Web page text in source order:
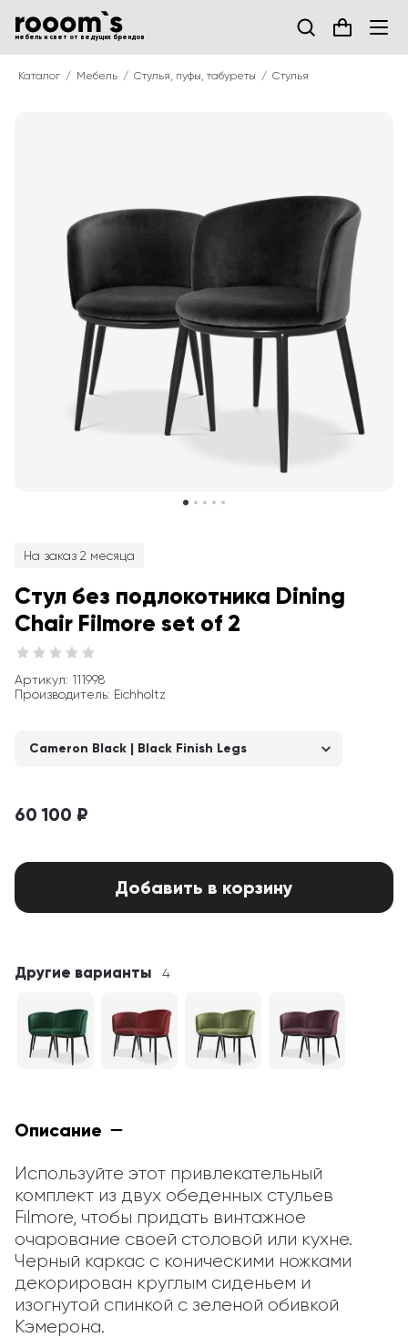
мебель и свет от ведущих брендов
Каталог Мебель Стулья, пуфы, табуреты Стулья
На заказ 2 месяца
Стул без подлокотника Dining
Chair Filmore set of 2
Артикул: 111998
Производитель: Eichholtz
Cameron Black | Black Finish Legs
60 100 ₽
Добавить в корзину
Другие варианты 4
Описание
Используйте этот привлекательный
комплект из двух обеденных стульев
Filmore, чтобы придать винтажное
очарование своей столовой или кухне.
Черный каркас с коническими ножками
декорирован круглым сиденьем и
изогнутой спинкой с зеленой обивкой
Кэмерона.